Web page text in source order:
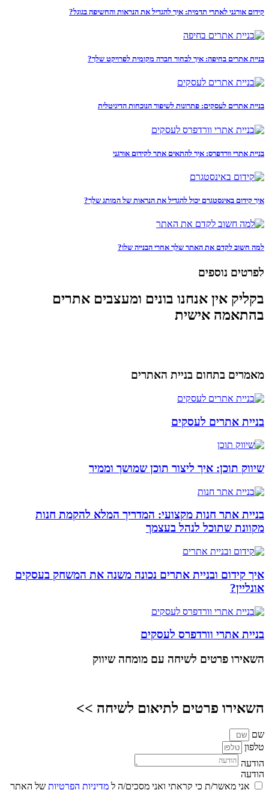
קידום אורגני לאתרי תדמית: איך להגדיל את הנראות והחשיפה בגוגל?
בניית אתרים בחיפה: איך לבחור חברה מקומית לפרויקט שלך?
בניית אתרים לעסקים: פתרונות לשיפור הנוכחות הדיגיטלית
בניית אתרי וורדפרס: איך להתאים אתר לקידום אורגני
איך קידום באינסטגרם יכול להגדיל את הנראות של המותג שלך?
למה חשוב לקדם את האתר שלך אחרי הבנייה שלו?
לפרטים נוספים
בקליק אין אנחנו בונים ומעצבים אתרים
בהתאמה אישית
מאמרים בתחום בניית האתרים
בניית אתרים לעסקים
שיווק תוכן: איך ליצור תוכן שמושך וממיר
בניית אתר חנות מקצועי: המדריך המלא להקמת חנות
מקוונת שתוכל לנהל בעצמך
איך קידום ובניית אתרים נכונה משנה את המשחק בעסקים
אונליין?
בניית אתרי וורדפרס לעסקים
השאירו פרטים לשיחה עם מומחה שיווק
השאירו פרטים לתיאום לשיחה >>
שם
טלפון
הודעה
הודעה
אני מאשר/ת כי קראתי ואני מסכים/ה ל מדיניות הפרטיות של האתר